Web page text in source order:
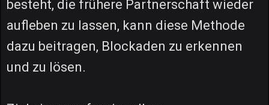
besteht, die frühere Partnerschaft wieder
aufleben zu lassen, kann diese Methode
dazu beitragen, Blockaden zu erkennen
und zu lösen.